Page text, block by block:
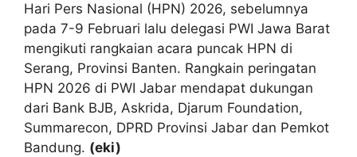
Hari Pers Nasional (HPN) 2026, sebelumnya
pada 7-9 Februari lalu delegasi PWI Jawa Barat
mengikuti rangkaian acara puncak HPN di
Serang, Provinsi Banten. Rangkain peringatan
HPN 2026 di PWI Jabar mendapat dukungan
dari Bank BJB, Askrida, Djarum Foundation,
Summarecon, DPRD Provinsi Jabar dan Pemkot
Bandung. (eki)